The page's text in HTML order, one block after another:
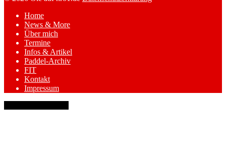
Home
News & More
Über mich
Termine
Infos & Artikel
Paddel-Archiv
FIT
Kontakt
Impressum